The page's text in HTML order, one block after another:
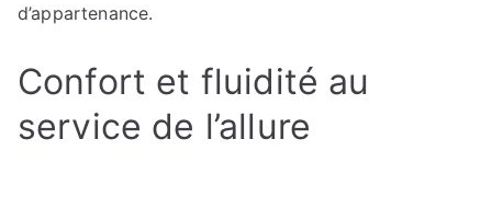
d’appartenance.
Confort et fluidité au
service de l’allure